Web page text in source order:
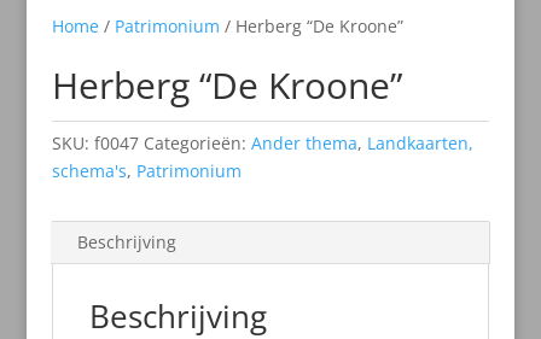
Home/ Patrimonium / Herberg “De Kroone”
Herberg “De Kroone”
SKU: f0047 Categorieën: Ander thema, Landkaarten,
schema's, Patrimonium
Beschrijving
Beschrijving